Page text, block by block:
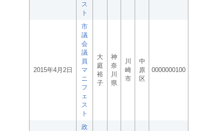
ス
ト
2015年4月2日
市
議
会
議
員
マ
ニ
フ
ェ
ス
ト
大
庭
裕
子
神
奈
川
県
川
崎
市
中
原
区
0000000100
政